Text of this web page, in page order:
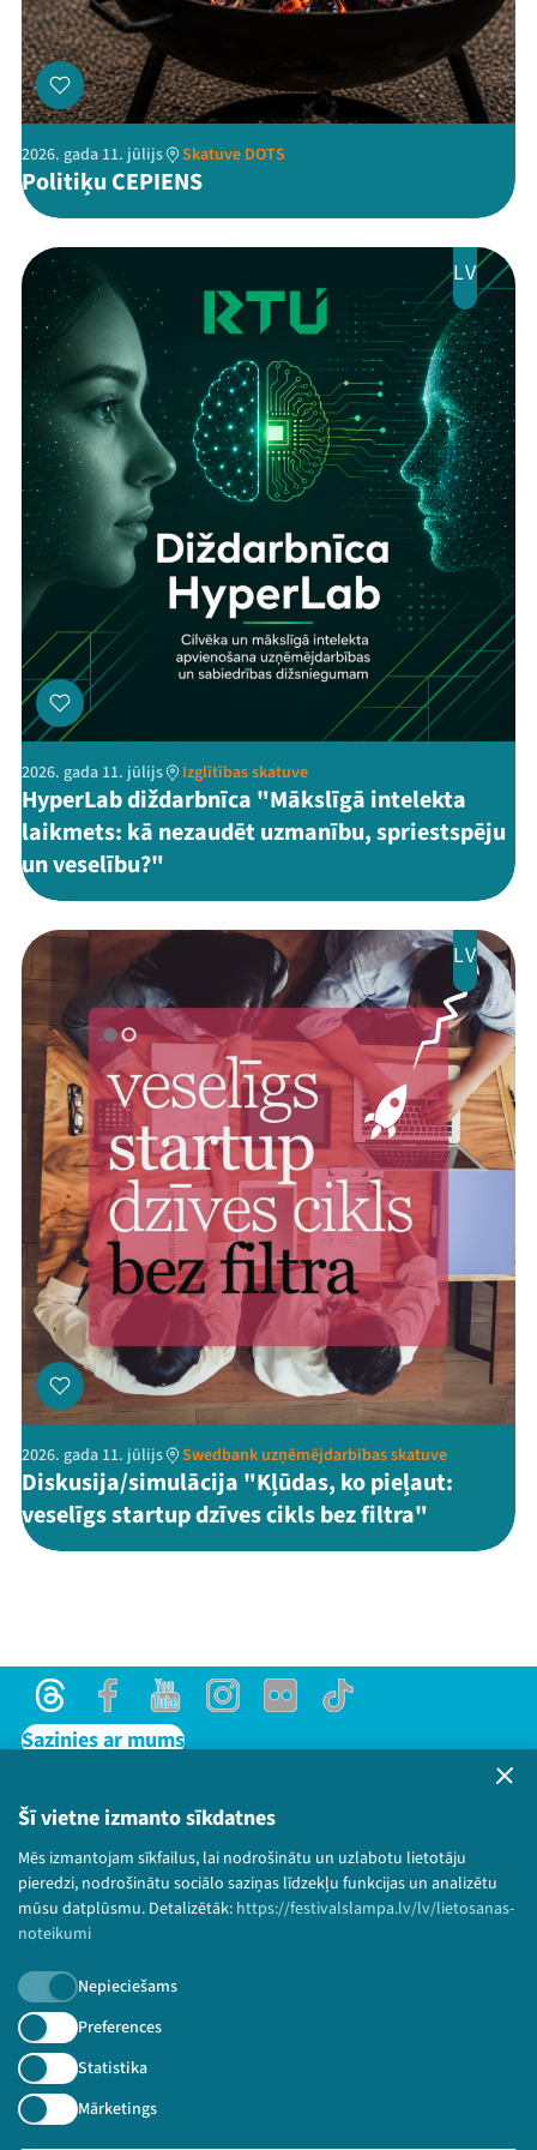
Šī vietne izmanto sīkdatnes
Mēs izmantojam sīkfailus, lai nodrošinātu un uzlabotu lietotāju
pieredzi, nodrošinātu sociālo saziņas līdzekļu funkcijas un analizētu
mūsu datplūsmu. Detalizētāk: https://festivalslampa.lv/lv/lietosanas-
noteikumi
Nepieciešams
Preferences
Statistika
Mārketings
2026. gada 11. jūlijs Skatuve DOTS
Politiķu CEPIENS
LV
2026. gada 11. jūlijs Izglītības skatuve
HyperLab diždarbnīca "Mākslīgā intelekta
laikmets: kā nezaudēt uzmanību, spriestspēju
un veselību?"
LV
2026. gada 11. jūlijs Swedbank uzņēmējdarbības skatuve
Diskusija/simulācija "Kļūdas, ko pieļaut:
veselīgs startup dzīves cikls bez filtra"
ThreadsFacebookYoutubeInstagram
Flick TikTok
Sazinies ar mums
Lietošanas noteikumi un sīkdatņu politika
Bērnu aizsardzības politika
© 2026 Sarunu festivāls LAMPA Visas tiesības
paturētas.
Piesakies jaunumiem!
Nepalaid garām aktuālāko informāciju!